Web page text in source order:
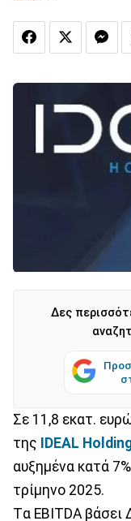
Δες
Σε 11,8 εκατ.
της IDEAL
αυξημένα κατά
τρίμηνο 2025.
Tα EBITDA